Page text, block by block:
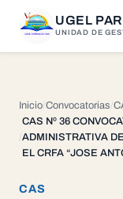
UGEL
UNIDAD DE
Inicio Convocatorias
CAS Nº 36
ADMINISTRATIVA
EL CRFA “JOSE
CAS